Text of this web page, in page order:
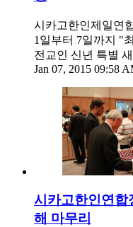
시카고한인제일연
1일부터 7일까지 "
전교인 신년 특별
Jan 07, 2015 09:58
시카고한인연합
해 마무리